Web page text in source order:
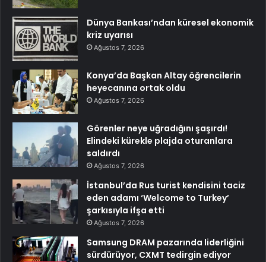
Dünya Bankası’ndan küresel ekonomik
kriz uyarısı
Ağustos 7, 2026
Konya’da Başkan Altay öğrencilerin
heyecanına ortak oldu
Ağustos 7, 2026
Görenler neye uğradığını şaşırdı!
Elindeki kürekle plajda oturanlara
saldırdı
Ağustos 7, 2026
İstanbul’da Rus turist kendisini taciz
eden adamı ‘Welcome to Turkey’
şarkısıyla ifşa etti
Ağustos 7, 2026
Samsung DRAM pazarında liderliğini
sürdürüyor, CXMT tedirgin ediyor